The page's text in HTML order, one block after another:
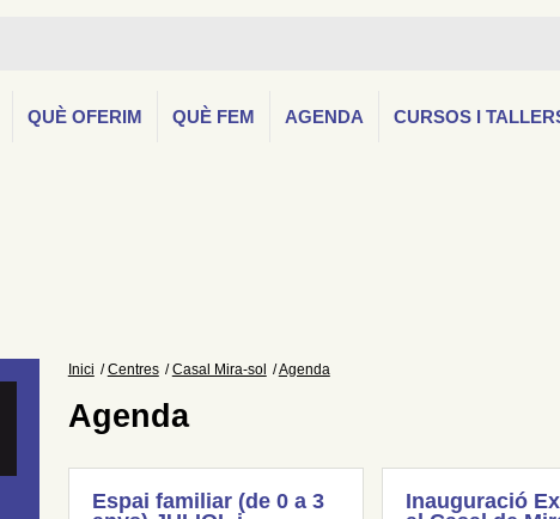
QUÈ OFERIM QUÈ FEM AGENDA CURSOS I
Inici Centres Casal Mira-sol Agenda
Agenda
Espai familiar (de 0 a 3
Inauguració